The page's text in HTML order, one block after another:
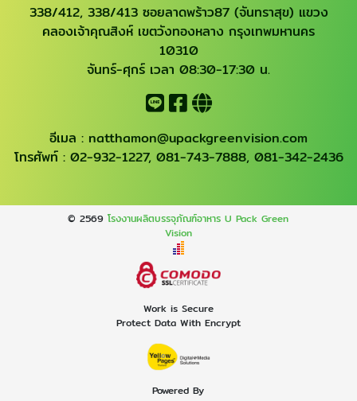
338/412, 338/413 ซอยลาดพร้าว87 (จันทราสุข) แขวง
คลองเจ้าคุณสิงห์ เขตวังทองหลาง กรุงเทพมหานคร
10310
จันทร์-ศุกร์ เวลา 08:30-17:30 น.
อีเมล : natthamon@upackgreenvision.com
โทรศัพท์ : 02-932-1227, 081-743-7888, 081-342-2436
© 2569โรงงานผลิตบรรจุภัณฑ์อาหาร U Pack Green
Vision
Work is Secure
Protect Data With Encrypt
Powered By